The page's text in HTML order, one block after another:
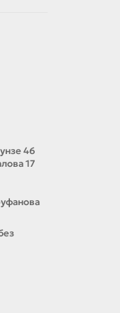
46
17